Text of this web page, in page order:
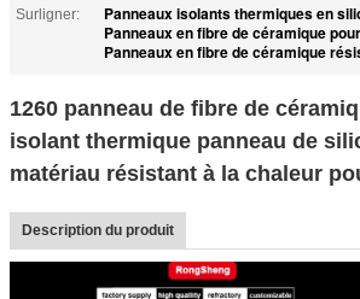
Surligner:
Panneaux isolants thermiques en
Panneaux en fibre de céramique
Panneaux en fibre de céramique
1260 panneau de fibre de
isolant thermique panneau de
matériau résistant à la chaleur
Description du produit